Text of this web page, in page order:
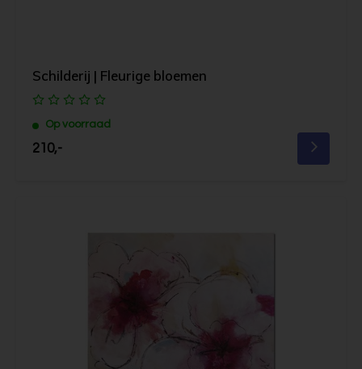
Schilderij | Fleurige bloemen
Op voorraad
210,-